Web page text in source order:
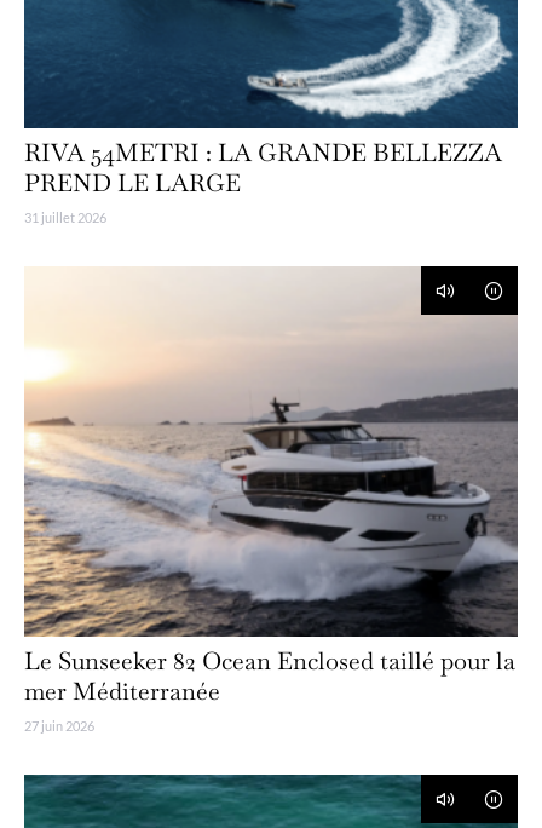
RIVA 54METRI : LA GRANDE BELLEZZA
PREND LE LARGE
31 juillet 2026
Le Sunseeker 82 Ocean Enclosed taillé pour la
mer Méditerranée
27 juin 2026